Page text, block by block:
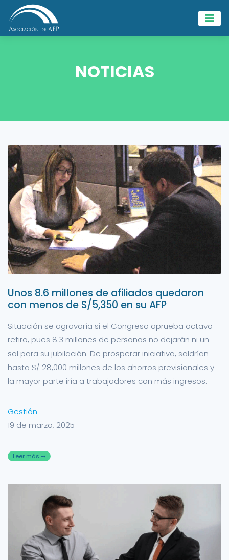
NOTICIAS
Unos 8.6 millones de afiliados quedaron
con menos de S/5,350 en su AFP
Situación se agravaría si el Congreso aprueba octavo
retiro, pues 8.3 millones de personas no dejarán ni un
sol para su jubilación. De prosperar iniciativa, saldrían
hasta S/ 28,000 millones de los ahorros previsionales y
la mayor parte iría a trabajadores con más ingresos.
Gestión
19 de marzo, 2025
Leer más ⇢